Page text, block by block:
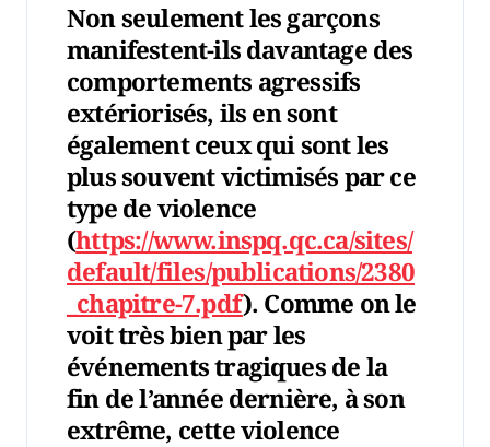
Non seulement les garçons
manifestent-ils davantage des
comportements agressifs
extériorisés, ils en sont
également ceux qui sont les
plus souvent victimisés par ce
type de violence
(https://www.inspq.qc.ca/sites/
default/files/publications/2380
_chapitre-7.pdf). Comme on le
voit très bien par les
événements tragiques de la
fin de l’année dernière, à son
extrême, cette violence